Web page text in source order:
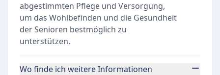
abgestimmten Pflege und Versorgung,
um das Wohlbefinden und die Gesundheit
der Senioren bestmöglich zu
unterstützen.
Wo finde ich weitere Informationen